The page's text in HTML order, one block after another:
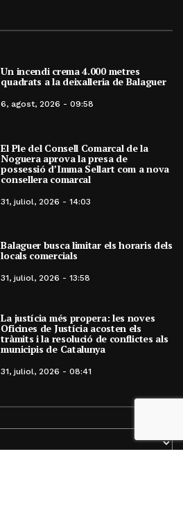
Un incendi crema 4.000 metres
quadrats a la deixalleria de Balaguer
6, agost, 2026 - 09:58
El Ple del Consell Comarcal de la
Noguera aprova la presa de
possessió d’Imma Sellart com a nova
consellera comarcal
31, juliol, 2026 - 14:03
Balaguer busca limitar els horaris dels
locals comercials
31, juliol, 2026 - 13:58
La justícia més propera: les noves
Oficines de Justícia acosten els
tràmits i la resolució de conflictes als
municipis de Catalunya
31, juliol, 2026 - 08:41